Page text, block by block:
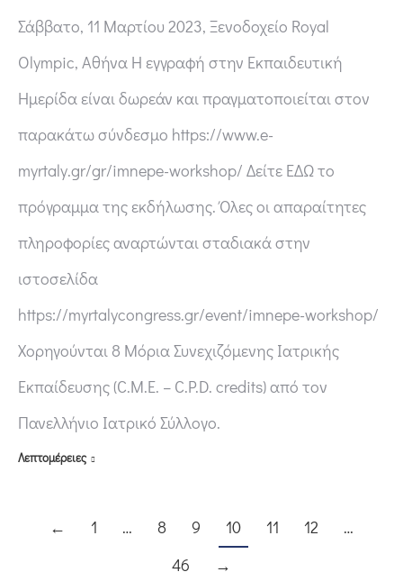
Σάββατο, 11 Μαρτίου 2023, Ξενοδοχείο Royal
Olympic, Αθήνα Η εγγραφή στην Εκπαιδευτική
Ημερίδα είναι δωρεάν και πραγματοποιείται στον
παρακάτω σύνδεσμο https://www.e-
myrtaly.gr/gr/imnepe-workshop/ Δείτε ΕΔΩ το
πρόγραμμα της εκδήλωσης. Όλες οι απαραίτητες
πληροφορίες αναρτώνται σταδιακά στην
ιστοσελίδα
https://myrtalycongress.gr/event/imnepe-workshop/
Χορηγούνται 8 Μόρια Συνεχιζόμενης Ιατρικής
Εκπαίδευσης (C.M.E. – C.P.D. credits) από τον
Πανελλήνιο Ιατρικό Σύλλογο.
Λεπτομέρειες
← 1 … 8 9 10 11 12
…
46
→